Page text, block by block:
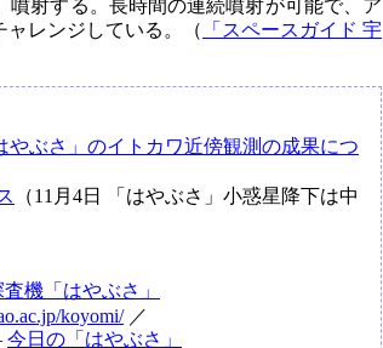
射する。長時間の連続噴射が可能で、ア
ャレンジしている。（
「スペースガイド 宇
やぶさ」のイトカワ近傍観測の成果につ
（11月4日 「はやぶさ」小惑星降下は中
機「はやぶさ」
koyomi/／
今日の「はやぶさ」